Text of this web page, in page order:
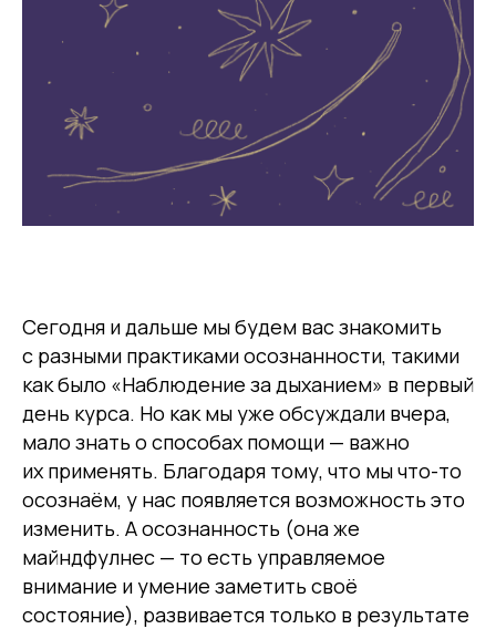
Сегодня и дальше мы будем вас знакомить
с разными практиками осознанности, такими
как было «Наблюдение за дыханием» в первый
день курса. Но как мы уже обсуждали вчера,
мало знать о способах помощи — важно
их применять. Благодаря тому, что мы что-то
осознаём, у нас появляется возможность это
изменить. А осознанность (она же
майндфулнес — то есть управляемое
внимание и умение заметить своё
состояние), развивается только в результате